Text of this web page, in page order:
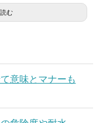
む
意味とマナーも